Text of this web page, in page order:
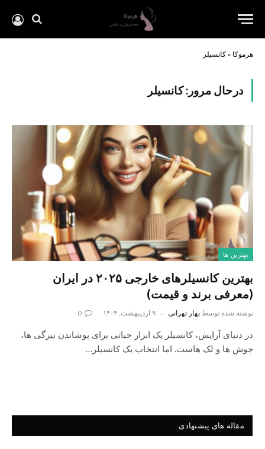
هرموکا » کانسیلر
درحال مرور:کانسیلر
بهترین ها
بهترین کانسیلرهای خارجی ۲۰۲۵ در ایران
(معرفی برند و قیمت)
نوشته شده توسط بهار تهرانی ۹ اردیبهشت, ۱۴۰۴ 0
در دنیای آرایش، کانسیلر یک ابزار حیاتی برای پوشاندن تیرگی‌ ها،
جوش‌ ها و لک‌ هاست. اما انتخاب یک کانسیلر…
مقاله های پیشنهادی